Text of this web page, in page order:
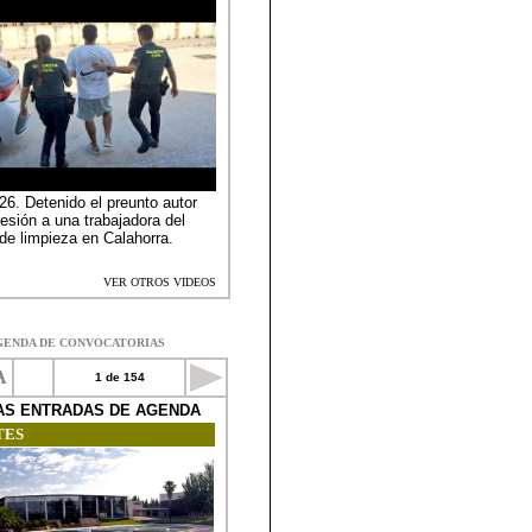
DE CONVOCATORIAS